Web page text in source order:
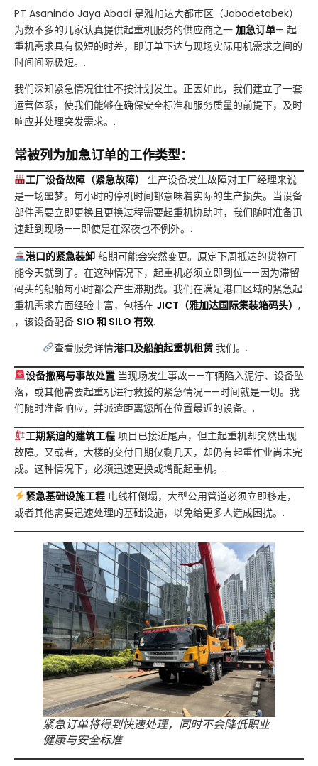
PT Asanindo Jaya Abadi 是雅加达大都市区（Jabodetabek）
为数不多的几家认真提供起重机服务的供应商之一 加急订单— 起
重机需求具有极短的时差，即订单下达与现场实际用机需求之间的
时间间隔极短。.
我们深知紧急情况往往不按计划发生。正因如此，我们建立了一套
运营体系，使我们能够在确保安全标准和服务质量的前提下，及时
响应并处理突发需求。.
常被列为加急订单的工作类型：
工厂设备故障（紧急故障）
生产设备发生故障对工厂经理来说
是一场噩梦。每小时的停机时间都意味着实际的生产损失。当设备
部件需要立即更换且更换过程需要起重机协助时，我们随时准备迅
速赶到现场——即使是在深夜也不例外。.
港口的紧急装卸船期可能会突然变更。原定下周抵达的货物可
能今天就到了。在这种情况下，起重机必须立即到位——因为滞留
码头的船舶每小时都会产生滞期费。我们在满足港口区域的紧急起
重机需求方面经验丰富，包括在 JICT（雅加达国际集装箱码头） ,
，该设备配备 SIO 和 SILO 有效.
查看服务详情港口及船舶起重机租赁我们。.
设备撤离与事故处置当现场发生事故——车辆陷入泥泞、设备坠
落，或其他需要起重机进行救援的紧急情况——时间就是一切。我
们随时准备响应，并派遣距离您所在位置最近的设备。.
工期紧迫的建筑工程项目已接近尾声，但主起重机却突然出现
故障。又或者，大楼的交付日期仅剩几天，却仍有起重作业尚未完
成。这种情况下，必须迅速更换或增配起重机。.
紧急基础设施工程电线杆倒塌，大型公用管道必须立即移走，
或者其他需要迅速处理的基础设施，以免给更多人造成困扰。.
紧急订单将得到快速处理，同时不会降低职业
健康与安全标准